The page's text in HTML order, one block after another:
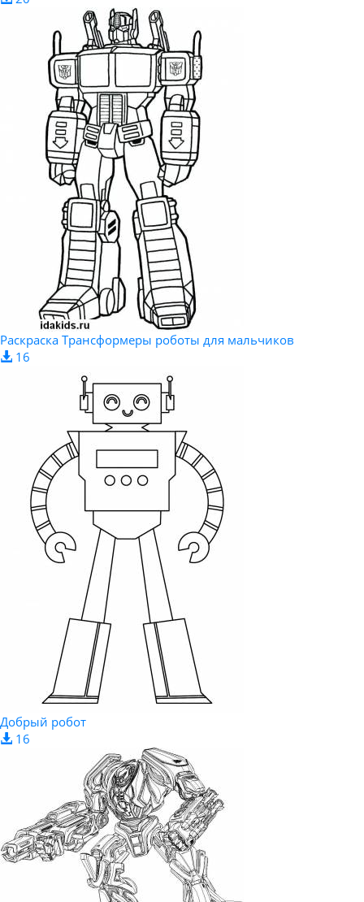
Раскраска Трансформеры роботы для мальчиков
16
Добрый робот
16